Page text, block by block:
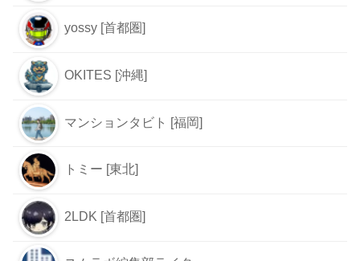
yossy [首都圏]
OKITES [沖縄]
マンションタビト [福岡]
トミー [東北]
2LDK [首都圏]